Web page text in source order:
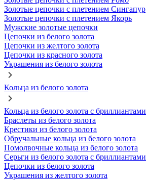
Золотые цепочки с плетением Сингапур
Золотые цепочки с плетением Якорь
Мужские золотые цепочки
Цепочки из белого золота
Цепочки из желтого золота
Цепочки из красного золота
Украшения из белого золота
Кольца из белого золота
Кольца из белого золота с бриллиантами
Браслеты из белого золота
Крестики из белого золота
Обручальные кольца из белого золота
Помолвочные кольца из белого золота
Серьги из белого золота с бриллиантами
Цепочки из белого золота
Украшения из желтого золота